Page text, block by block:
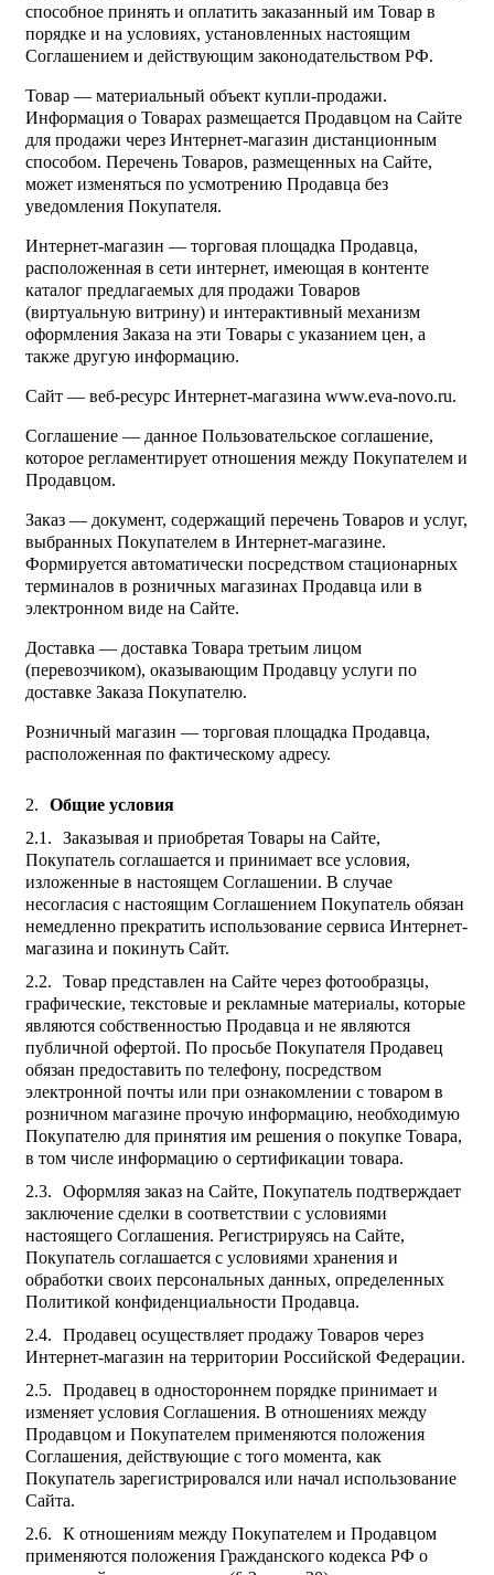
способное принять и оплатить заказанный им Товар в
порядке и на условиях, установленных настоящим
Соглашением и действующим законодательством РФ.
Товар — материальный объект купли-продажи.
Информация о Товарах размещается Продавцом на Сайте
для продажи через Интернет-магазин дистанционным
способом. Перечень Товаров, размещенных на Сайте,
может изменяться по усмотрению Продавца без
уведомления Покупателя.
Интернет-магазин — торговая площадка Продавца,
расположенная в сети интернет, имеющая в контенте
каталог предлагаемых для продажи Товаров
(виртуальную витрину) и интерактивный механизм
оформления Заказа на эти Товары с указанием цен, а
также другую информацию.
Сайт — веб-ресурс Интернет-магазина www.eva-novo.ru.
Соглашение — данное Пользовательское соглашение,
которое регламентирует отношения между Покупателем и
Продавцом.
Заказ — документ, содержащий перечень Товаров и услуг,
выбранных Покупателем в Интернет-магазине.
Формируется автоматически посредством стационарных
терминалов в розничных магазинах Продавца или в
электронном виде на Сайте.
Доставка — доставка Товара третьим лицом
(перевозчиком), оказывающим Продавцу услуги по
доставке Заказа Покупателю.
Розничный магазин — торговая площадка Продавца,
расположенная по фактическому адресу.
Общие условия
Заказывая и приобретая Товары на Сайте,
Покупатель соглашается и принимает все условия,
изложенные в настоящем Соглашении. В случае
несогласия с настоящим Соглашением Покупатель обязан
немедленно прекратить использование сервиса Интернет-
магазина и покинуть Сайт.
Товар представлен на Сайте через фотообразцы,
графические, текстовые и рекламные материалы, которые
являются собственностью Продавца и не являются
публичной офертой. По просьбе Покупателя Продавец
обязан предоставить по телефону, посредством
электронной почты или при ознакомлении с товаром в
розничном магазине прочую информацию, необходимую
Покупателю для принятия им решения о покупке Товара,
в том числе информацию о сертификации товара.
Оформляя заказ на Сайте, Покупатель подтверждает
заключение сделки в соответствии с условиями
настоящего Соглашения. Регистрируясь на Сайте,
Покупатель соглашается с условиями хранения и
обработки своих персональных данных, определенных
Политикой конфиденциальности Продавца.
Продавец осуществляет продажу Товаров через
Интернет-магазин на территории Российской Федерации.
Продавец в одностороннем порядке принимает и
изменяет условия Соглашения. В отношениях между
Продавцом и Покупателем применяются положения
Соглашения, действующие с того момента, как
Покупатель зарегистрировался или начал использование
Сайта.
К отношениям между Покупателем и Продавцом
применяются положения Гражданского кодекса РФ о